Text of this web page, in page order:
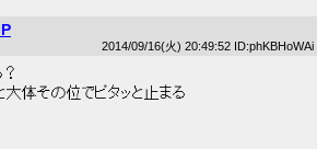
2014/09/16(火) 20:49:52 ID:phKBHoWAi
体その位でピタッと止まる